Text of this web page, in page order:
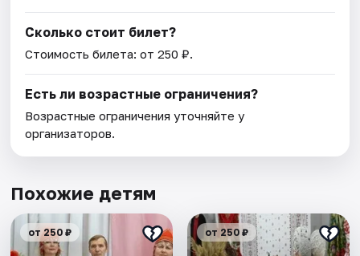
Сколько стоит билет?
Стоимость билета: от 250 ₽.
Есть ли возрастные ограничения?
Возрастные ограничения уточняйте у
организаторов.
Похожие детям
от 250 ₽ от 250 ₽